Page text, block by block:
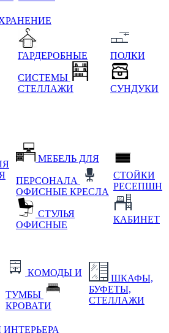
ГАРДЕРОБНЫЕ
СИСТЕМЫ
СТЕЛЛАЖИ
ПОЛКИ
СУНДУКИ
МЕБЕЛЬ ДЛЯ
ПЕРСОНАЛА
ОФИСНЫЕ КРЕСЛА
СТУЛЬЯ
ОФИСНЫЕ
СТОЙКИ
РЕСЕПШН
КАБИНЕТ
КОМОДЫ И
ТУМБЫ
КРОВАТИ
ШКАФЫ,
БУФЕТЫ,
СТЕЛЛАЖИ